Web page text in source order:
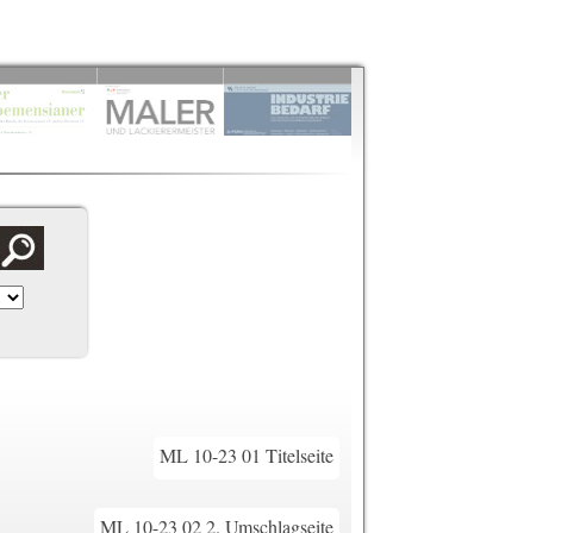
ML 10-23 01 Titelseite
ML 10-23 02 2. Umschlagseite